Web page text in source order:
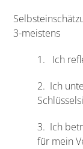
3-meistens
1. Ich
2. Ich
3. Ich
für mein